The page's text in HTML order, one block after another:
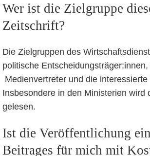
Wer ist die Zielgruppe
Zeitschrift?
Die Zielgruppen des
politische
Medienvertreter und die
Insbesondere in den Ministerien wird
gelesen.
Ist die Veröffentlichung
Beitrages für mich mit